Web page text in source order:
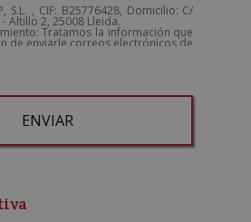
S.L. , CIF: B25776428, Domicilio: C/
Altillo 2, 25008 Lleida.
Tratamos la información que
de enviarle correos electrónicos de
con los productos ofrecidos
que fueran de su interés.
sus derechos identificándose
consulte nuestra Política de
comercial (vía telefónica y/o